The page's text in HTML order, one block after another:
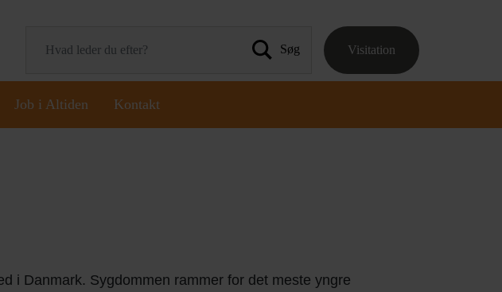
Søg efter:
Visitation
Job i Altiden Kontakt
i Danmark. Sygdommen rammer for det meste yngre